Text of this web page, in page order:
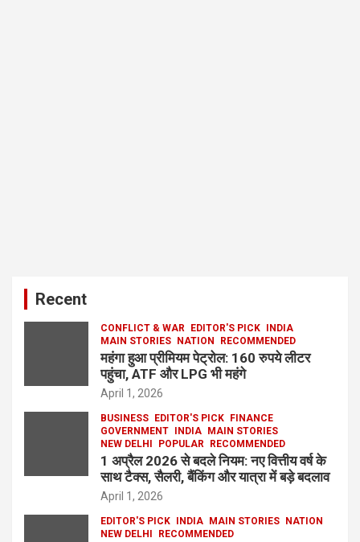
Recent
CONFLICT & WAR EDITOR'S PICK
INDIA
MAIN STORIES
NATION RECOMMENDED
महंगा हुआ प्रीमियम पेट्रोल: 160 रुपये लीटर
पहुंचा, ATF और LPG भी महंगे
April 1, 2026
BUSINESS EDITOR'S PICK
FINANCE
GOVERNMENT
INDIA
MAIN STORIES
NEW DELHI
POPULAR RECOMMENDED
1 अप्रैल 2026 से बदले नियम: नए वित्तीय वर्ष के
साथ टैक्स, सैलरी, बैंकिंग और यात्रा में बड़े बदलाव
April 1, 2026
EDITOR'S PICK INDIA MAIN STORIES
NATION
NEW DELHI
RECOMMENDED